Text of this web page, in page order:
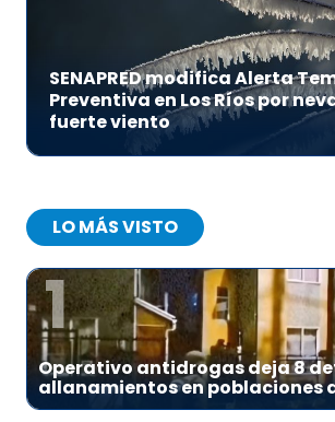
SENAPRED modifica Alerta
Preventiva en Los Ríos por
fuerte viento
LO MÁS VISTO
1
Operativo antidrogas deja 8
allanamientos en poblaciones